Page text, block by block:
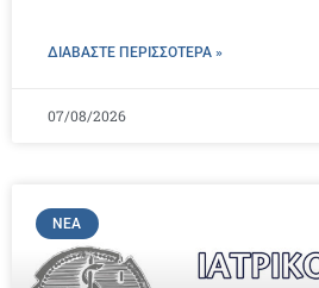
ΔΙΑΒΑΣΤΕ ΠΕΡΙΣΣΌΤΕΡΑ »
07/08/2026
ΝΈΑ